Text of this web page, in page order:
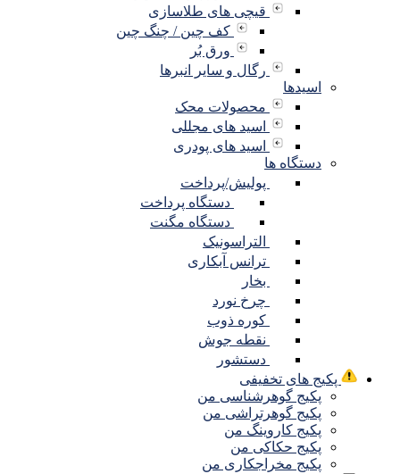
قیچی های طلاسازی
کف چین / چنگ چین
ورق بُر
رگال و سایر انبرها
اسیدها
محصولات محک
اسید های مجللی
اسید های پودری
دستگاه ها
پولیش/پرداخت
دستگاه پرداخت
دستگاه مگنت
التراسونیک
ترانس آبکاری
بخار
چرخ نورد
کوره ذوب
نقطه جوش
دستشور
پکیج های تخفیفی
پکیج گوهرشناسی من
پکیج گوهرتراشی من
پکیج کاروینگ من
پکیج حکاکی من
پکیج مخراجکاری من